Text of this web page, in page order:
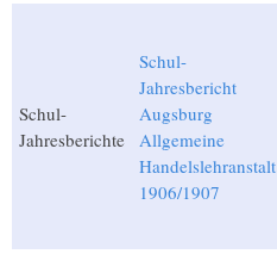
Schul-
Jahresberichte
Schul-
Jahresbericht
Augsburg
Allgemeine
Handelslehranstalt
1906/1907